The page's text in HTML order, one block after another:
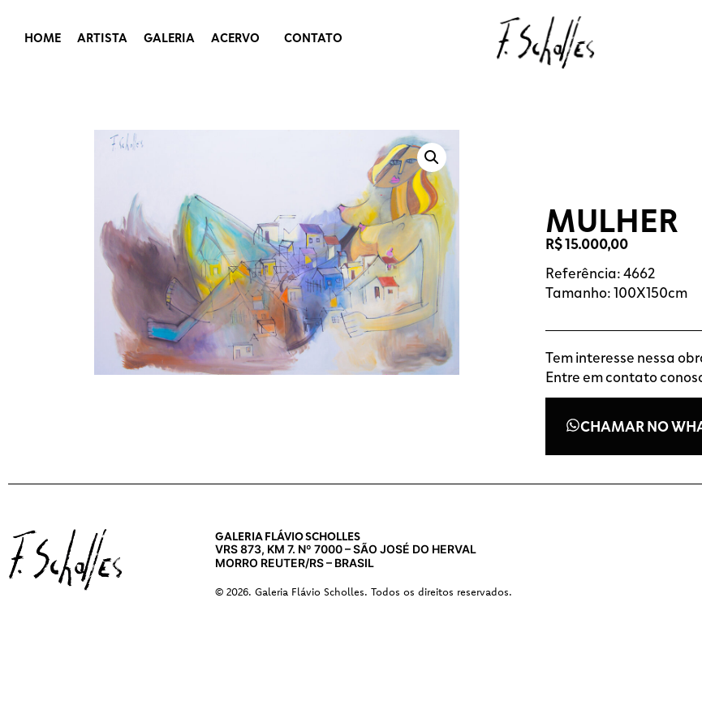
HOME ARTISTA GALERIA ACERVO CONTATO
MULHER
R$15.000,00
Referência: 4662
Tamanho: 100X150cm
Tem interesse nessa
Entre em contato
CHAMAR NO
GALERIA FLÁVIO SCHOLLES
VRS 873, KM 7. Nº 7000 – SÃO JOSÉ DO HERVAL
MORRO REUTER/RS – BRASIL
© 2026. Galeria Flávio Scholles. Todos os direitos reservados.